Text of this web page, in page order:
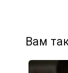
Вам